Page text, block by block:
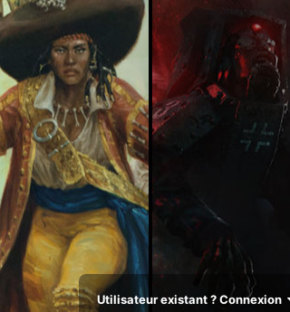
Utilisateur existant ? Connexion